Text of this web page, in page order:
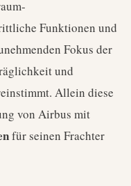
Funktionen und
Fokus der
und
Allein diese
von Airbus mit
für seinen Frachter